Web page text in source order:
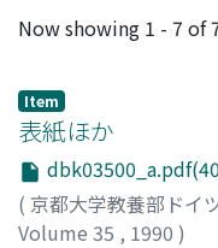
Recent
Now showing 1 - 7 of
Item
表紙ほか
( 京都大学教養部ドイ
Volume 35 , 1990 )